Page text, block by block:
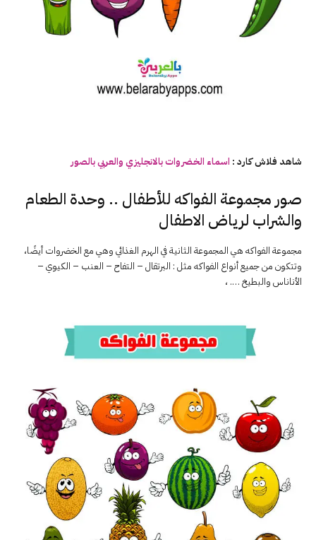
شاهد فلاش كارد : اسماء الخضرواتبالانجليزي والعربي بالصور
صور مجموعة الفواكه للأطفال .. وحدة الطعام
والشراب لرياض الاطفال
مجموعة الفواكه هي المجموعة الثانية في الهرم الغذائي وهي مع الخضروات أيضًا،
وتتكون من جميع أنواع الفواكه مثل : البرتقال – التفاح – العنب – الكيوي –
الأناناس والبطيخ …. ،